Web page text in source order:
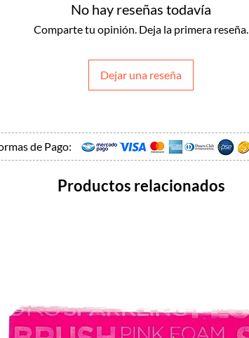
No hay reseñas todavía
Comparte tu opinión. Deja la primera reseña.
Dejar una reseña
de Pago:
Productos relacionados